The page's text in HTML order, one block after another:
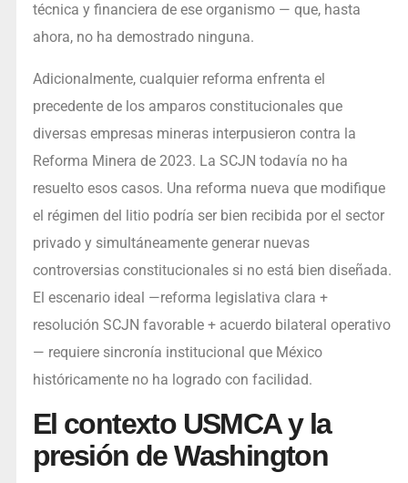
técnica y financiera de ese organismo — que, hasta
ahora, no ha demostrado ninguna.
Adicionalmente, cualquier reforma enfrenta el
precedente de los amparos constitucionales que
diversas empresas mineras interpusieron contra la
Reforma Minera de 2023. La SCJN todavía no ha
resuelto esos casos. Una reforma nueva que modifique
el régimen del litio podría ser bien recibida por el sector
privado y simultáneamente generar nuevas
controversias constitucionales si no está bien diseñada.
El escenario ideal —reforma legislativa clara +
resolución SCJN favorable + acuerdo bilateral operativo
— requiere sincronía institucional que México
históricamente no ha logrado con facilidad.
El contexto USMCA y la
presión de Washington